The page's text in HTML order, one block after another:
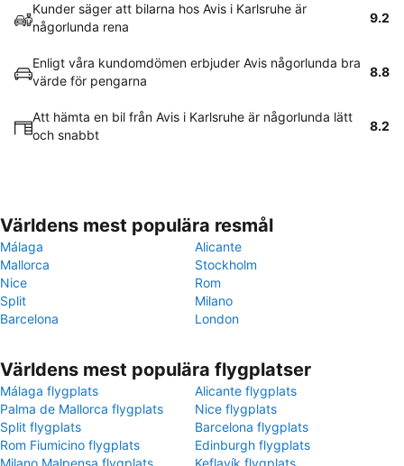
Kunder säger att bilarna hos Avis i Karlsruhe är
någorlunda rena
9.2
Enligt våra kundomdömen erbjuder Avis någorlunda bra
värde för pengarna
8.8
Att hämta en bil från Avis i Karlsruhe är någorlunda lätt
och snabbt
8.2
Världens mest populära resmål
Málaga
Alicante
Mallorca
Stockholm
Nice
Rom
Split
Milano
Barcelona
London
Världens mest populära flygplatser
Málaga flygplats
Alicante flygplats
Palma de Mallorca flygplats
Nice flygplats
Split flygplats
Barcelona flygplats
Rom Fiumicino flygplats
Edinburgh flygplats
Milano Malpensa flygplats
Keflavík flygplats